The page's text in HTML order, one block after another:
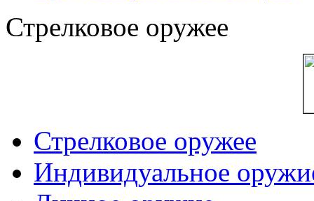
Стрелковое оружее
Стрелковое оружее
Индивидуальное